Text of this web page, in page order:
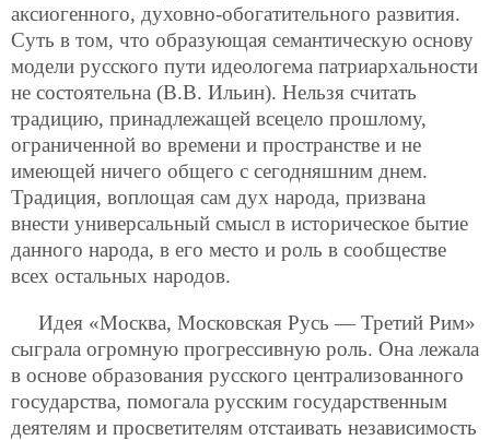
аксиогенного, духовно-обогатительного развития.
Суть в том, что образующая семантическую основу
модели русского пути идеологема патриархальности
не состоятельна (В.В. Ильин). Нельзя считать
традицию, принадлежащей всецело прошлому,
ограниченной во времени и пространстве и не
имеющей ничего общего с сегодняшним днем.
Традиция, воплощая сам дух народа, призвана
внести универсальный смысл в историческое бытие
данного народа, в его место и роль в сообществе
всех остальных народов.
Идея «Москва, Московская Русь — Третий Рим»
сыграла огромную прогрессивную роль. Она лежала
в основе образования русского централизованного
государства, помогала русским государственным
деятелям и просветителям отстаивать независимость